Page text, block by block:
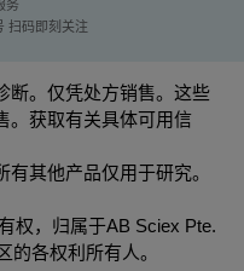
务
扫码即刻关注
断。仅凭处方销售。这些
。获取有关具体可用信
有其他产品仅用于研究。
权，归属于AB Sciex Pte.
的各权利所有人。